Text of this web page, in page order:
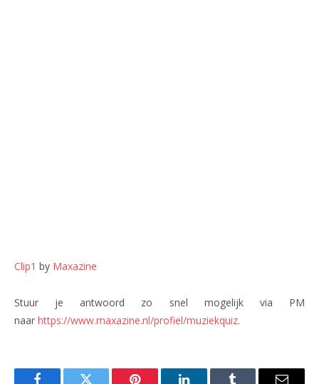
Clip1 by Maxazine
Stuur je antwoord zo snel mogelijk via PM
naar https://www.maxazine.nl/profiel/muziekquiz.